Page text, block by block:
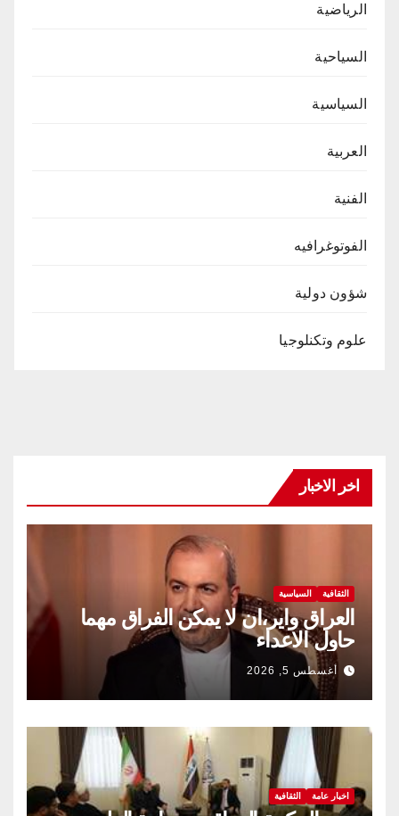
الرياضية
السياحية
السياسية
العربية
الفنية
الفوتوغرافيه
شؤون دولية
علوم وتكنلوجيا
اخر الاخبار
الثقافية السياسية
العراق واير،ان لا يمكن الفراق مهما
حاول الاعداء
أغسطس 5, 2026
اخبار عامة الثقافية